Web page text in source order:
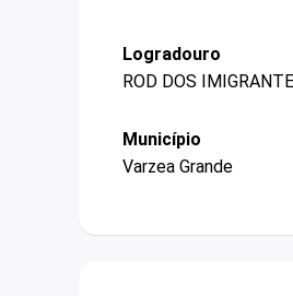
Logradouro
ROD DOS
Município
Varzea Grande